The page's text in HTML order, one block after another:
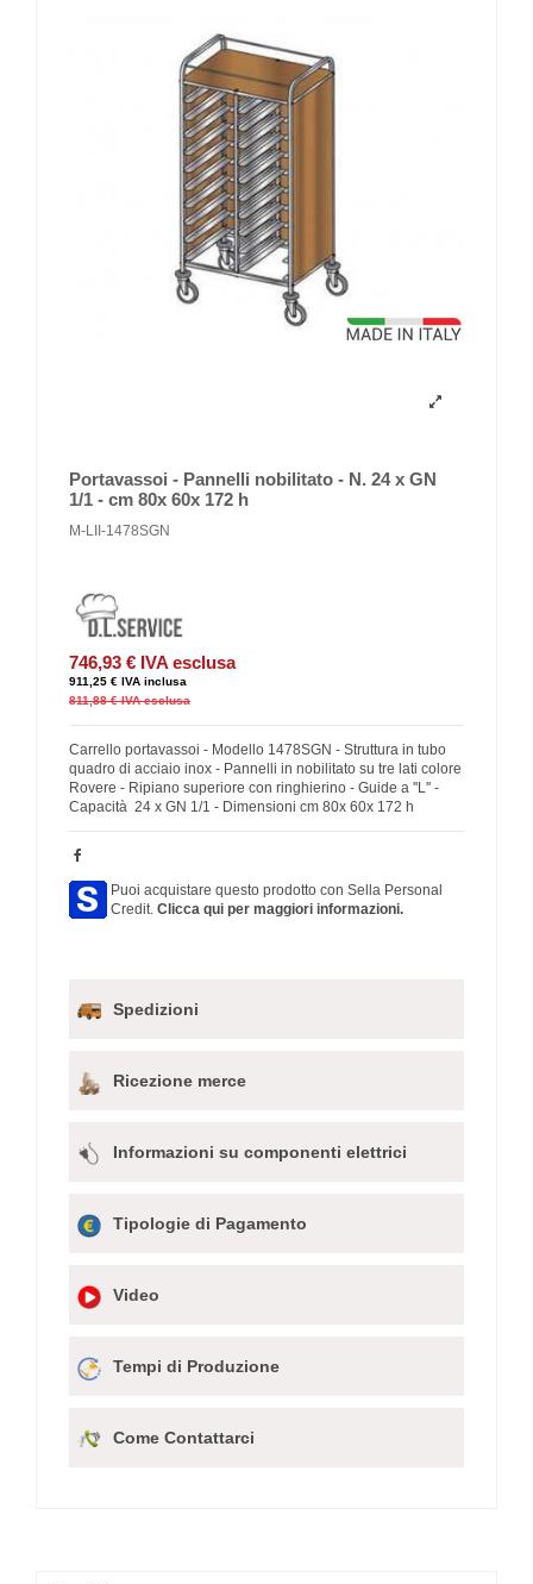
Portavassoi - Pannelli nobilitato - N. 24 x GN
1/1 - cm 80x 60x 172 h
M-LII-1478SGN
746,93 € IVA esclusa
911,25 € IVA inclusa
811,88 € IVA esclusa
Carrello portavassoi - Modello 1478SGN - Struttura in tubo
quadro di acciaio inox - Pannelli in nobilitato su tre lati colore
Rovere - Ripiano superiore con ringhierino - Guide a ''L'' -
Capacità 24 x GN 1/1 - Dimensioni cm 80x 60x 172 h
Puoi acquistare questo prodotto con Sella Personal
Credit. Clicca qui per maggiori informazioni.
Spedizioni
Ricezione merce
Informazioni su componenti elettrici
Tipologie di Pagamento
Video
Tempi di Produzione
Come Contattarci